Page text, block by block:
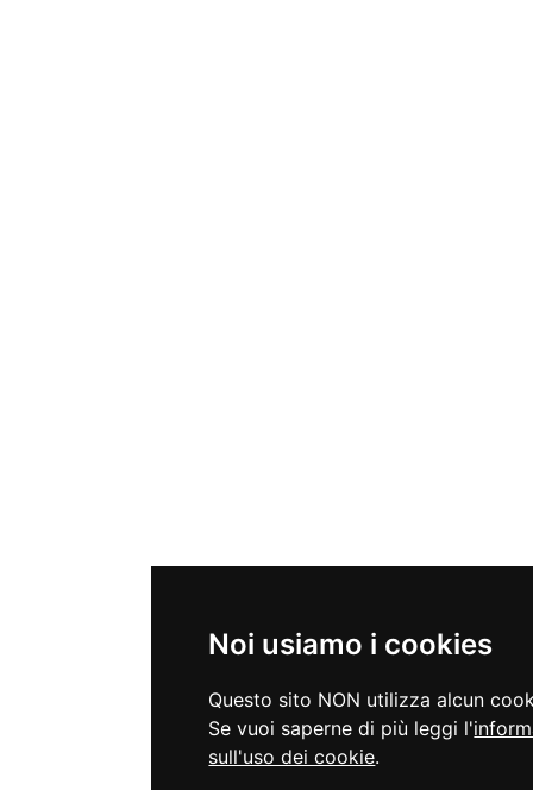
Noi usiamo i cookies
Questo sito NON utilizza alcun
Se vuoi saperne di più leggi l'
sull'uso dei cookie.